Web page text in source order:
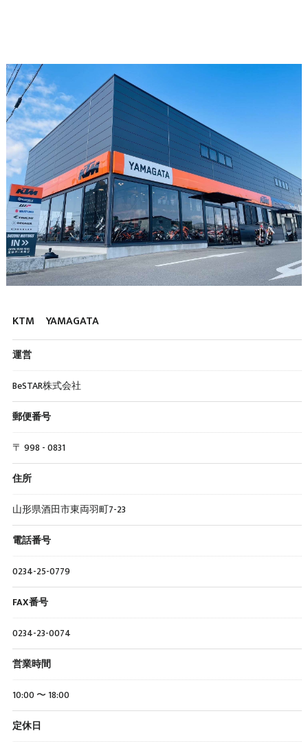
KTM YAMAGATA
運営
BeSTAR株式会社
郵便番号
〒 998 - 0831
住所
山形県酒田市東両羽町7-23
電話番号
0234-25-0779
FAX番号
0234-23-0074
営業時間
10:00 〜 18:00
定休日